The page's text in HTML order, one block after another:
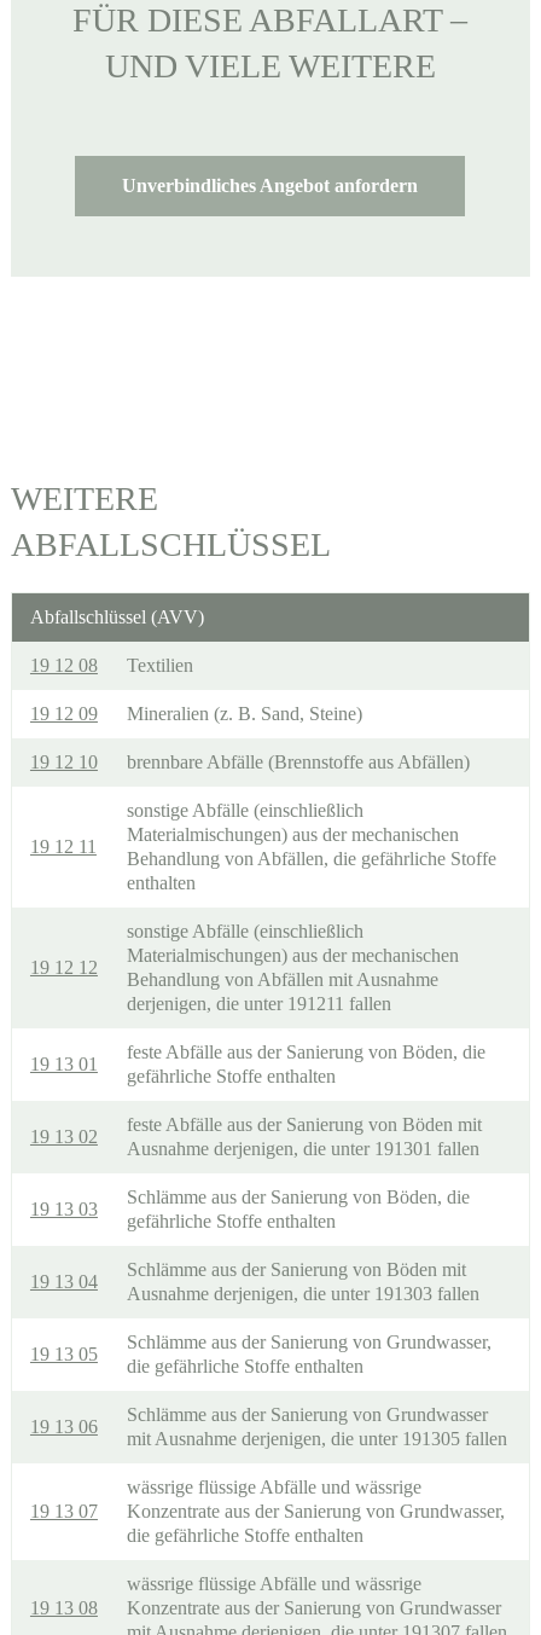
FÜR DIESE ABFALLART –
UND VIELE WEITERE
Unverbindliches Angebot anfordern
WEITERE
ABFALLSCHLÜSSEL
Abfallschlüssel (AVV)
19 12 08 Textilien
19 12 09 Mineralien (z. B. Sand, Steine)
19 12 10 brennbare Abfälle (Brennstoffe aus Abfällen)
19 12 11
sonstige Abfälle (einschließlich
Materialmischungen) aus der mechanischen
Behandlung von Abfällen, die gefährliche Stoffe
enthalten
19 12 12
sonstige Abfälle (einschließlich
Materialmischungen) aus der mechanischen
Behandlung von Abfällen mit Ausnahme
derjenigen, die unter 191211 fallen
19 13 01
feste Abfälle aus der Sanierung von Böden, die
gefährliche Stoffe enthalten
19 13 02
feste Abfälle aus der Sanierung von Böden mit
Ausnahme derjenigen, die unter 191301 fallen
19 13 03
Schlämme aus der Sanierung von Böden, die
gefährliche Stoffe enthalten
19 13 04
Schlämme aus der Sanierung von Böden mit
Ausnahme derjenigen, die unter 191303 fallen
19 13 05
Schlämme aus der Sanierung von Grundwasser,
die gefährliche Stoffe enthalten
19 13 06
Schlämme aus der Sanierung von Grundwasser
mit Ausnahme derjenigen, die unter 191305 fallen
19 13 07
wässrige flüssige Abfälle und wässrige
Konzentrate aus der Sanierung von Grundwasser,
die gefährliche Stoffe enthalten
19 13 08
wässrige flüssige Abfälle und wässrige
Konzentrate aus der Sanierung von Grundwasser